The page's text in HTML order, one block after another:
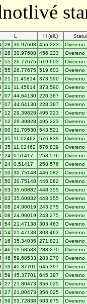
L H (ell.)
28 30.97608 456.223
Overeno
28 30.97608 456.223
Overeno
55 26.77675 519.603
Overeno
55 26.77675 519.603
Overeno
21 11.45814 373.590
Overeno
21 11.45814 373.590
Overeno
07 44.64130 228.387
Overeno
07 44.64130 228.387
Overeno
12 29.39828 495.223
Overeno
12 29.39828 495.223
Overeno
00 31.70530 543.521
Overeno
35 11.02462 576.839
Overeno
35 11.02462 576.839
Overeno
24 0.51417 258.576
Overeno
24 0.51417 258.576
Overeno
50 30.75148 446.082
Overeno
50 30.75148 446.082
Overeno
03 35.60832 448.355
Overeno
03 35.60832 448.355
Overeno
08 24.90019 243.275
Overeno
08 24.90019 243.275
Overeno
54 21.47138 303.463
Overeno
54 21.47138 303.463
Overeno
16 35.34035 271.821
Overeno
46 59.68533 283.270
Overeno
46 59.68533 283.270
Overeno
59 45.37701 645.397
Overeno
59 45.37701 645.397
Overeno
27 21.80473 356.025
Overeno
27 21.80473 356.025
Overeno
59 53.72838 583.675
Overeno